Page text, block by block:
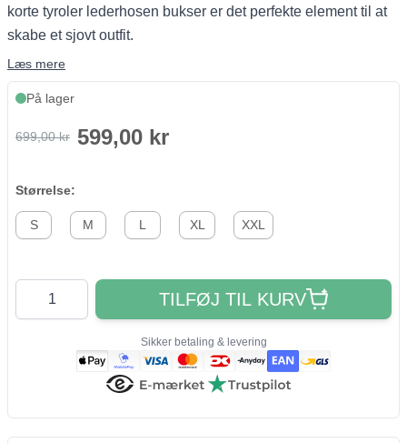
korte tyroler lederhosen bukser er det perfekte element til at
skabe et sjovt outfit.
Læs mere
På lager
699,00 kr 599,00 kr
Størrelse:
S M L XL XXL
Antal
TILFØJ TIL KURV
Sikker betaling & levering